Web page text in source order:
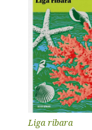
Liga ribara